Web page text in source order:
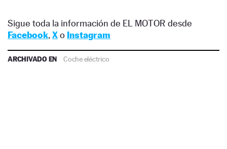
Sigue toda la información de EL MOTOR desde
Facebook, Xo Instagram
ARCHIVADO EN Coche eléctrico